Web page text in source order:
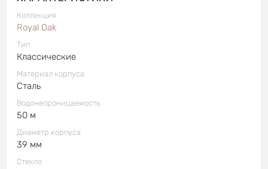
Коллекция
Royal Oak
Тип
Классические
Материал корпуса
Сталь
Водонепроницаемость
50 м
Диаметр корпуса
39 мм
Стекло